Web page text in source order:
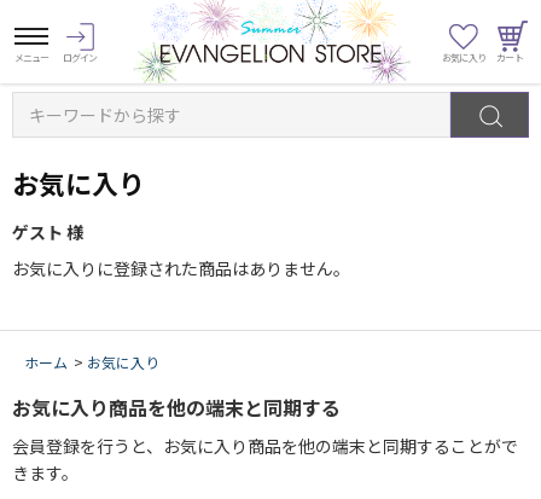
キーワードから探す
お気に入り
ゲスト 様
お気に入りに登録された商品はありません。
ホーム > お気に入り
お気に入り商品を他の端末と同期する
会員登録を行うと、お気に入り商品を他の端末と同期することがで
きます。